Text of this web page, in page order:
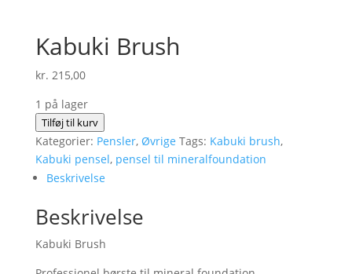
Kabuki Brush
kr. 215,00
1 på lager
Kabuki
Brush
antal
Tilføj til kurv
Kategorier: Pensler, Øvrige Tags: Kabuki brush,
Kabuki pensel, pensel til mineralfoundation
Beskrivelse
Beskrivelse
Kabuki Brush